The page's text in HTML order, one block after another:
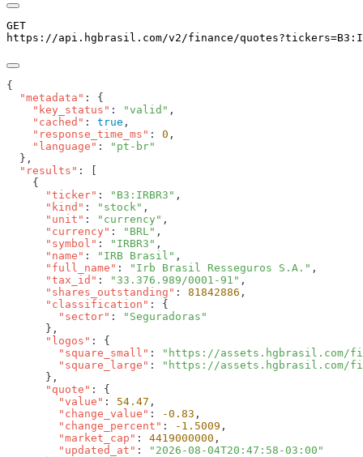
GET
https://api.hgbrasil.com/v2/finance/quotes?tickers=
  "metadata"
    "key_status"
: "valid"
    "cached"
: true
    "response_time_ms"
: 0
    "language"
:
  "results"
      "ticker"
: "B3:IRBR3"
      "kind"
: "stock"
      "unit"
: "currency"
      "currency"
: "BRL"
      "symbol"
: "IRBR3"
      "name"
: "IRB Brasil"
      "full_name"
: "Irb Brasil Resseguros S.A."
      "tax_id"
: "33.376.989/0001-91"
      "shares_outstanding"
: 81842886
      "classification"
        "sector"
:
      "logos"
        "square_small"
:
"https://assets.hgbrasil.com/
        "square_large"
:
      "quote"
        "value"
: 54.47
        "change_value"
: -0.83
        "change_percent"
: -1.5009
        "market_cap"
: 4419000000
        "updated_at"
: